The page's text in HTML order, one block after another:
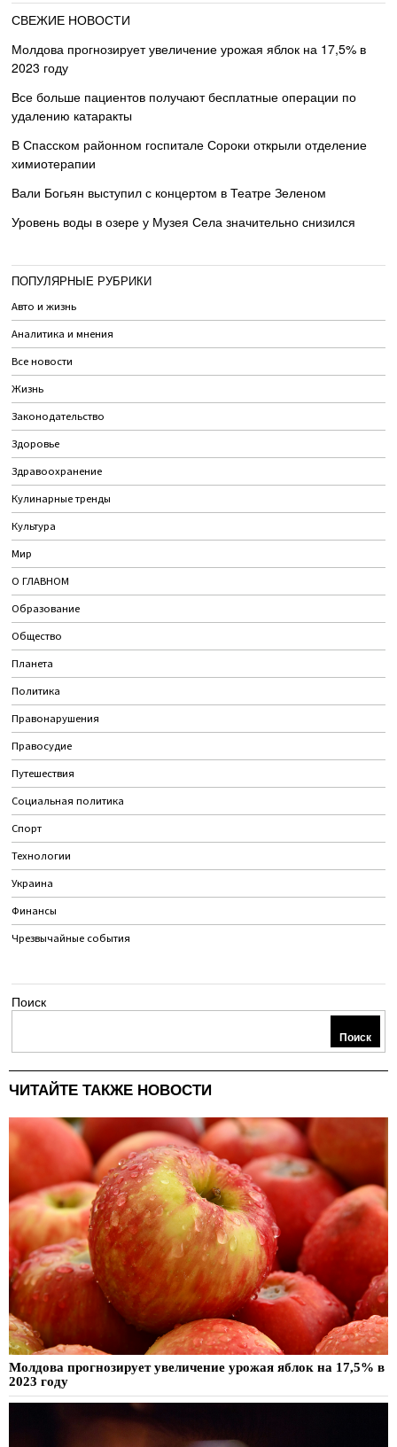
СВЕЖИЕ НОВОСТИ
Молдова прогнозирует увеличение урожая яблок на 17,5% в
2023 году
Все больше пациентов получают бесплатные операции по
удалению катаракты
В Спасском районном госпитале Сороки открыли отделение
химиотерапии
Вали Богьян выступил с концертом в Театре Зеленом
Уровень воды в озере у Музея Села значительно снизился
ПОПУЛЯРНЫЕ РУБРИКИ
Авто и жизнь
Аналитика и мнения
Все новости
Жизнь
Законодательство
Здоровье
Здравоохранение
Кулинарные тренды
Культура
Мир
О ГЛАВНОМ
Образование
Общество
Планета
Политика
Правонарушения
Правосудие
Путешествия
Социальная политика
Спорт
Технологии
Украина
Финансы
Чрезвычайные события
Поиск
Поиск
ЧИТАЙТЕ ТАКЖЕ НОВОСТИ
Молдова прогнозирует увеличение урожая яблок на 17,5% в
2023 году